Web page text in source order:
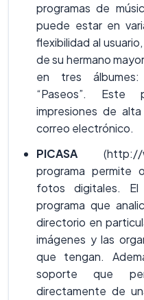
programas de
puede estar en
flexibilidad al
de su hermano
en tres álbumes:
“Paseos”. Este
impresiones de
correo electrónico.
PICASA (http://
programa permite
fotos digitales. El
programa que
directorio en
imágenes y las
que tengan.
soporte que
directamente de